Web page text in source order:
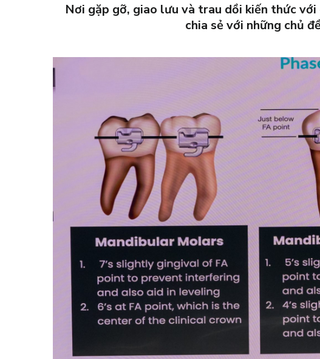
Nơi gặp gỡ, giao lưu và trau dồi kiến thức
chia sẻ với những chủ